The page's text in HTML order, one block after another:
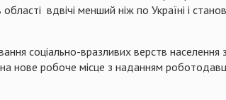
вдвічі менший ніж по Україні і
соціально-вразливих верств населення
нове робоче місце з наданням